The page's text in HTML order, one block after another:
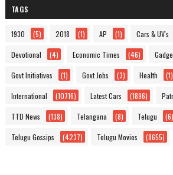
TAGS
1930 (5) 2018 (1) AP (1) Cars & UV's
Devotional (4) Economic Times (46)
Govt Initiatives (1) Govt Jobs (3) Health (1)
International (10716) Latest Cars (1896)
TTD News (138) Telangana (8) Telugu (6)
Telugu Gossips (4237) Telugu Movies (8655)